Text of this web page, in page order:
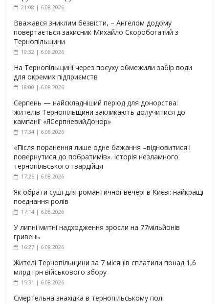
21:08 | 6.08.2026
Вважався зниклим безвісти, – Ангелом додому
повертається захисник Михайло Скоробогатий з
Тернопільщини
19:32 | 6.08.2026
На Тернопільщині через посуху обмежили забір води
для окремих підприємств
18:00 | 6.08.2026
Серпень — найскладніший період для донорства:
жителів Тернопільщини закликають долучитися до
кампанії «ЯСерпневийДонор»
17:34 | 6.08.2026
«Після поранення лише одне бажання –відновитися і
повернутися до побратимів». Історія незламного
тернопільського гвардійця
17:26 | 6.08.2026
Як обрати суші для романтичної вечері в Києві: найкращі
поєднання ролів
17:14 | 6.08.2026
У липні митні надходження зросли на 77мільйонів
гривень
16:27 | 6.08.2026
Жителі Тернопільщини за 7 місяців сплатили понад 1,6
млрд грн військового збору
15:31 | 6.08.2026
Смертельна знахідка в тернопільському полі